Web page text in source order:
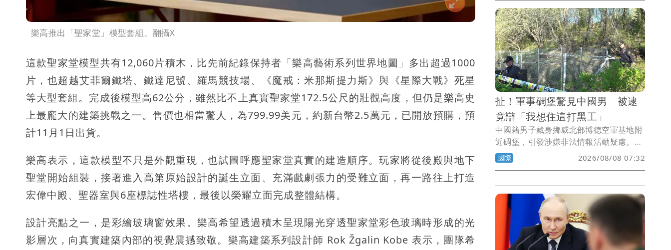
樂高推出「聖家堂」模型套組。翻攝X
這款聖家堂模型共有12,060片積木，比先前紀錄保持者「樂高藝術系列世界地圖」多出超過1000
片，也超越艾菲爾鐵塔、鐵達尼號、羅馬競技場、《魔戒：米那斯提力斯》與《星際大戰》死星
等大型套組。完成後模型高62公分，雖然比不上真實聖家堂172.5公尺的壯觀高度，但仍是樂高史
上最龐大的建築挑戰之一。售價也相當驚人，為799.99美元，約新台幣2.5萬元，已開放預購，預
計11月1日出貨。
樂高表示，這款模型不只是外觀重現，也試圖呼應聖家堂真實的建造順序。玩家將從後殿與地下
聖堂開始組裝，接著進入高第原始設計的誕生立面、充滿戲劇張力的受難立面，再一路往上打造
宏偉中殿、聖器室與6座標誌性塔樓，最後以榮耀立面完成整體結構。
設計亮點之一，是彩繪玻璃窗效果。樂高希望透過積木呈現陽光穿透聖家堂彩色玻璃時形成的光
影層次，向真實建築內部的視覺震撼致敬。樂高建築系列設計師 Rok Žgalin Kobe 表示，團隊希
才釀成慘劇。
扯！軍事碉堡驚見中國男 被逮
竟辯「我想住這打黑工」
中國籍男子藏身挪威北部博德空軍基地附
近碉堡，引發涉嫌非法情報活動疑慮。挪
威政府以違反簽證規定及逾期居留為由，
將男子驅逐出境。
國際 2026/08/08 07:32